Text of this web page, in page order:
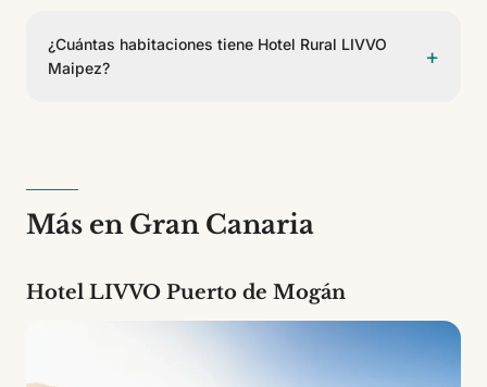
transfer privado o coche de alquiler.
¿Cuántas habitaciones tiene Hotel Rural LIVVO
Maipez?
+
Más en Gran Canaria
Hotel LIVVO Puerto de Mogán